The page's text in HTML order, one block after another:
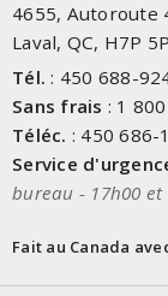
4655, Autoroute
Laval, QC, H7P
Tél. : 450 688-
Sans frais : 1
Téléc. : 450 686-
Service
bureau - 17h00
Fait au Canada